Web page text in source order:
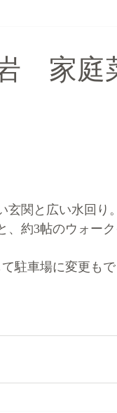
家庭
関と広い水回り。
、約3帖のウォー
駐車場に変更もで